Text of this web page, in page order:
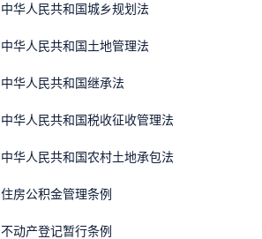
· 中华人民共和国城乡规划法
· 中华人民共和国土地管理法
· 中华人民共和国继承法
· 中华人民共和国税收征收管理法
· 中华人民共和国农村土地承包法
· 住房公积金管理条例
· 不动产登记暂行条例